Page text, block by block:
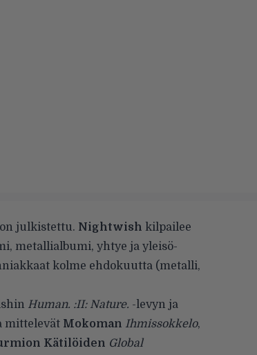
julkistettu. Nightwish kilpailee
metallialbumi, yhtye ja yleisö-
kolme ehdokuutta (metalli,
Human. :II: Nature. -levyn ja
mittelevät Mokoman Ihmissokkelo,
Kätilöiden Global